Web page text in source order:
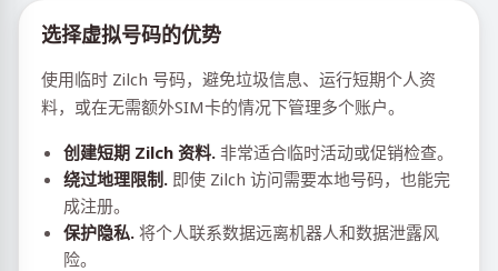
选择虚拟号码的优势
使用临时 Zilch 号码，避免垃圾信息、运行短期个人资
料，或在无需额外SIM卡的情况下管理多个账户。
创建短期 Zilch 资料. 非常适合临时活动或促销检查。
绕过地理限制. 即使 Zilch 访问需要本地号码，也能完
成注册。
保护隐私. 将个人联系数据远离机器人和数据泄露风
险。